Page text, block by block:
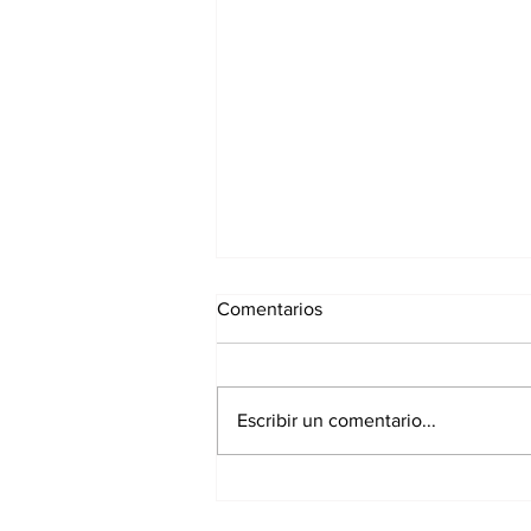
Comentarios
Escribir un comentario...